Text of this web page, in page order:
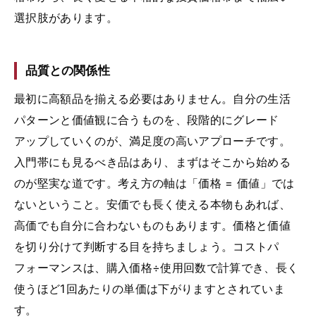
選択肢があります。
品質との関係性
最初に高額品を揃える必要はありません。自分の生活
パターンと価値観に合うものを、段階的にグレード
アップしていくのが、満足度の高いアプローチです。
入門帯にも見るべき品はあり、まずはそこから始める
のが堅実な道です。考え方の軸は「価格 = 価値」では
ないということ。安価でも長く使える本物もあれば、
高価でも自分に合わないものもあります。価格と価値
を切り分けて判断する目を持ちましょう。コストパ
フォーマンスは、購入価格÷使用回数で計算でき、長く
使うほど1回あたりの単価は下がりますとされていま
す。